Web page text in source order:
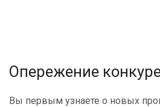
Опережение
Вы первым узнаете о новых